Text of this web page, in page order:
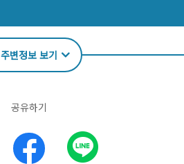
주변정보 보기
공유하기